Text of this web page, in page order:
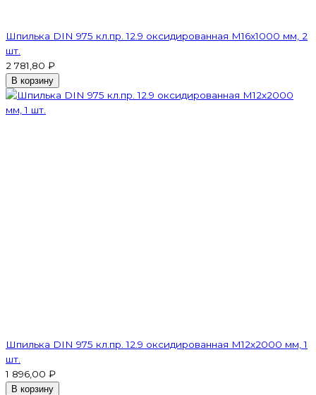
Шпилька DIN 975 кл.пр. 12.9 оксидированная M16х1000 мм, 2
шт.
2 781,80 ₽
В корзину
Шпилька DIN 975 кл.пр. 12.9 оксидированная M12х2000 мм, 1
шт.
1 896,00 ₽
В корзину